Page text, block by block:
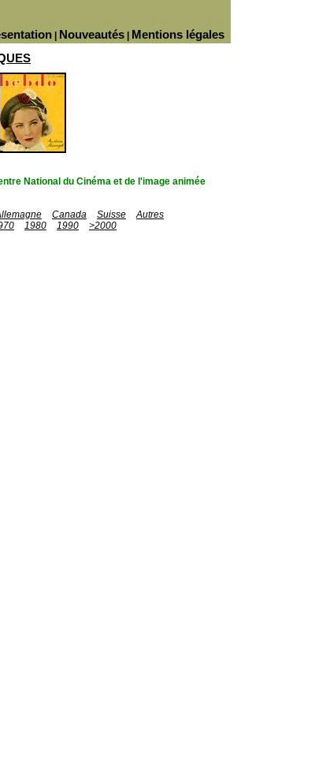
Mentions légales
Nouveautés
National du Cinéma et de l'image animée
Canada Suisse
Autres
1980 1990
>2000